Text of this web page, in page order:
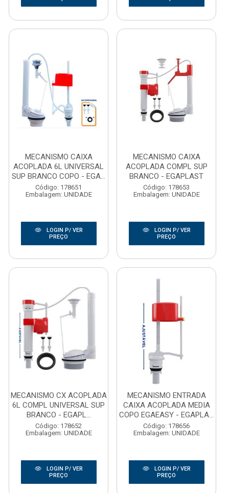
MECANISMO CAIXA
ACOPLADA 6L UNIVERSAL
SUP BRANCO COPO - EGA...
Código: 178651
Embalagem: UNIDADE
LOGIN P/ VER
PREÇO
MECANISMO CAIXA
ACOPLADA COMPL SUP
BRANCO - EGAPLAST
Código: 178653
Embalagem: UNIDADE
LOGIN P/ VER
PREÇO
MECANISMO CX ACOPLADA
6L COMPL UNIVERSAL SUP
BRANCO - EGAPL...
Código: 178652
Embalagem: UNIDADE
LOGIN P/ VER
PREÇO
MECANISMO ENTRADA
CAIXA ACOPLADA MEDIA
COPO EGAEASY - EGAPLA...
Código: 178656
Embalagem: UNIDADE
LOGIN P/ VER
PREÇO